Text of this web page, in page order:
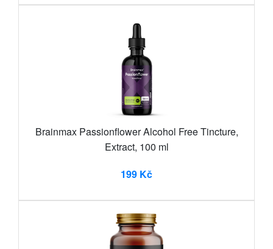
Brainmax Passionflower Alcohol Free Tincture,
Extract, 100 ml
199 Kč